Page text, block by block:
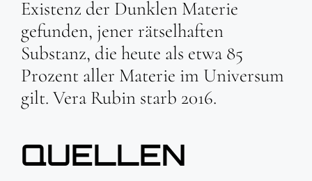
Existenz der Dunklen Materie
gefunden, jener rätselhaften
Substanz, die heute als etwa 85
Prozent aller Materie im Universum
gilt. Vera Rubin starb 2016.
QUELLEN